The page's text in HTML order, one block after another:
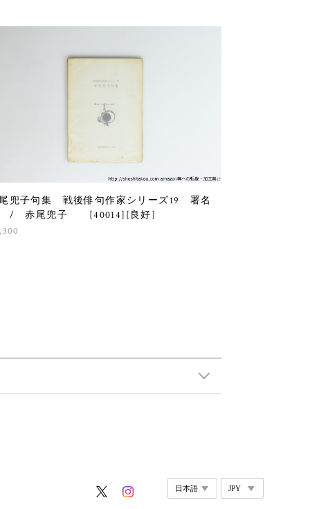
兜子句集 戦後俳句作家シリーズ19 署名
/ 赤尾兜子 [40014][良好]